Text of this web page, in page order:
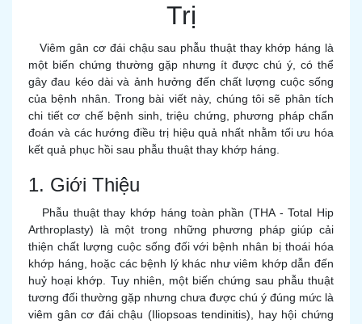
Trị
Viêm gân cơ đái chậu sau phẫu thuật thay khớp háng là
một biến chứng thường gặp nhưng ít được chú ý, có thể
gây đau kéo dài và ảnh hưởng đến chất lượng cuộc sống
của bệnh nhân. Trong bài viết này, chúng tôi sẽ phân tích
chi tiết cơ chế bệnh sinh, triệu chứng, phương pháp chẩn
đoán và các hướng điều trị hiệu quả nhất nhằm tối ưu hóa
kết quả phục hồi sau phẫu thuật thay khớp háng.
1. Giới Thiệu
Phẫu thuật thay khớp háng toàn phần (THA - Total Hip
Arthroplasty) là một trong những phương pháp giúp cải
thiện chất lượng cuộc sống đối với bệnh nhân bị thoái hóa
khớp háng, hoặc các bệnh lý khác như viêm khớp dẫn đến
huỷ hoại khớp. Tuy nhiên, một biến chứng sau phẫu thuật
tương đối thường gặp nhưng chưa được chú ý đúng mức là
viêm gân cơ đái chậu (Iliopsoas tendinitis), hay hội chứng